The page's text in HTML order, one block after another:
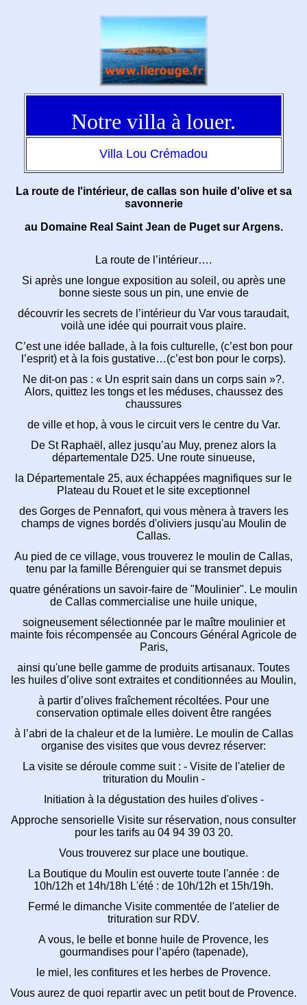
Notre villa à louer.
Villa Lou Crémadou
La route de l'intérieur, de callas son huile d'olive et sa
savonnerie
au Domaine Real Saint Jean de Puget sur Argens.
La route de l’intérieur….
Si après une longue exposition au soleil, ou après une
bonne sieste sous un pin, une envie de
découvrir les secrets de l’intérieur du Var vous taraudait,
voilà une idée qui pourrait vous plaire.
C’est une idée ballade, à la fois culturelle, (c’est bon pour
l’esprit) et à la fois gustative…(c’est bon pour le corps).
Ne dit-on pas : « Un esprit sain dans un corps sain »?.
Alors, quittez les tongs et les méduses, chaussez des
chaussures
de ville et hop, à vous le circuit vers le centre du Var.
De St Raphaël, allez jusqu’au Muy, prenez alors la
départementale D25. Une route sinueuse,
la Départementale 25, aux échappées magnifiques sur le
Plateau du Rouet et le site exceptionnel
des Gorges de Pennafort, qui vous mènera à travers les
champs de vignes bordés d'oliviers jusqu'au Moulin de
Callas.
Au pied de ce village, vous trouverez le moulin de Callas,
tenu par la famille Bérenguier qui se transmet depuis
quatre générations un savoir-faire de "Moulinier". Le moulin
de Callas commercialise une huile unique,
soigneusement sélectionnée par le maître moulinier et
mainte fois récompensée au Concours Général Agricole de
Paris,
ainsi qu'une belle gamme de produits artisanaux. Toutes
les huiles d’olive sont extraites et conditionnées au Moulin,
à partir d’olives fraîchement récoltées. Pour une
conservation optimale elles doivent être rangées
à l’abri de la chaleur et de la lumière. Le moulin de Callas
organise des visites que vous devrez réserver:
La visite se déroule comme suit : - Visite de l'atelier de
trituration du Moulin -
Initiation à la dégustation des huiles d'olives -
Approche sensorielle Visite sur réservation, nous consulter
pour les tarifs au 04 94 39 03 20.
Vous trouverez sur place une boutique.
La Boutique du Moulin est ouverte toute l'année : de
10h/12h et 14h/18h L'été : de 10h/12h et 15h/19h.
Fermé le dimanche Visite commentée de l'atelier de
trituration sur RDV.
A vous, le belle et bonne huile de Provence, les
gourmandises pour l’apéro (tapenade),
le miel, les confitures et les herbes de Provence.
Vous aurez de quoi repartir avec un petit bout de Provence.